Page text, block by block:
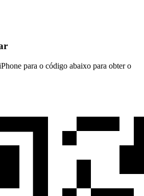
para o código abaixo para obter o